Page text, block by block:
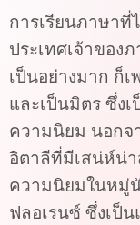
การเรียนภาษาที่
ประเทศเจ้าของ
เป็นอย่างมาก ก็
และเป็นมิตร ซึ่ง
ความนิยม นอกจ
อิตาลีที่มีเสน่ห์น่า
ความนิยมในหมู่
ฟลอเรนซ์ ซึ่งเป็